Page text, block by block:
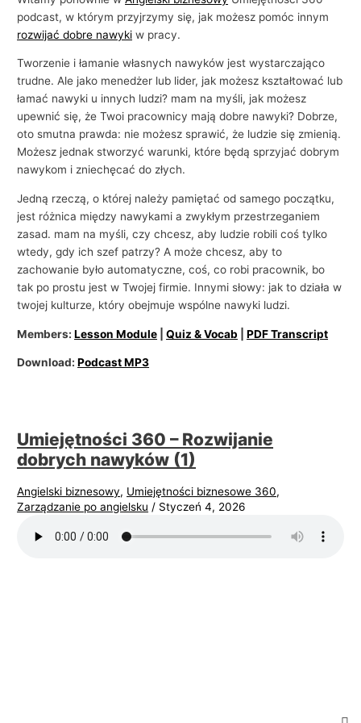
podcast, w którym przyjrzymy się, jak możesz pomóc innym
rozwijać dobre nawyki w pracy.
Tworzenie i łamanie własnych nawyków jest wystarczająco
trudne. Ale jako menedżer lub lider, jak możesz kształtować lub
łamać nawyki u innych ludzi? mam na myśli, jak możesz
upewnić się, że Twoi pracownicy mają dobre nawyki? Dobrze,
oto smutna prawda: nie możesz sprawić, że ludzie się zmienią.
Możesz jednak stworzyć warunki, które będą sprzyjać dobrym
nawykom i zniechęcać do złych.
Jedną rzeczą, o której należy pamiętać od samego początku,
jest różnica między nawykami a zwykłym przestrzeganiem
zasad. mam na myśli, czy chcesz, aby ludzie robili coś tylko
wtedy, gdy ich szef patrzy? A może chcesz, aby to
zachowanie było automatyczne, coś, co robi pracownik, bo
tak po prostu jest w Twojej firmie. Innymi słowy: jak to działa w
twojej kulturze, który obejmuje wspólne nawyki ludzi.
Members:Lesson Module |Quiz & Vocab |PDF Transcript
Download:Podcast MP3
Umiejętności 360 – Rozwijanie
dobrych nawyków (1)
Angielski biznesowy, Umiejętności biznesowe 360,
Zarządzanie po angielsku / Styczeń 4, 2026